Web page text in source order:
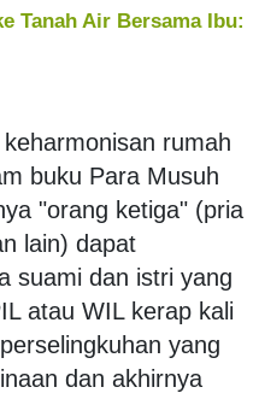
Tanah Air Bersama Ibu:
rumah
buku Para Musuh
"orang ketiga" (pria
lain) dapat
suami dan istri yang
atau WIL kerap kali
yang
dan akhirnya